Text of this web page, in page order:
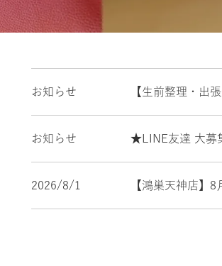
お知らせ 【生前整理・出
お知らせ ★LINE友達 大
2026/8/1 【鴻巣天神店】